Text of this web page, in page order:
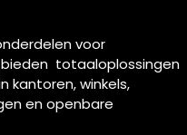
voor
totaaloplossingen
kantoren, winkels,
en openbare